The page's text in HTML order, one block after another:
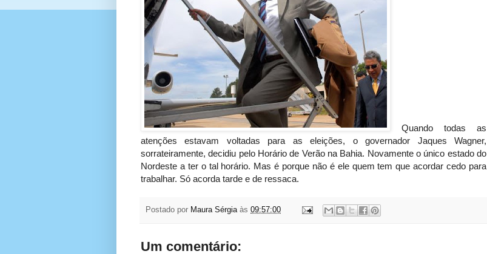
Quando todas as
atenções estavam voltadas para as eleições, o governador Jaques Wagner,
sorrateiramente, decidiu pelo Horário de Verão na Bahia. Novamente o único estado do
Nordeste a ter o tal horário. Mas é porque não é ele quem tem que acordar cedo para
trabalhar. Só acorda tarde e de ressaca.
Postado por Maura Sérgia às 09:57:00
Um comentário: